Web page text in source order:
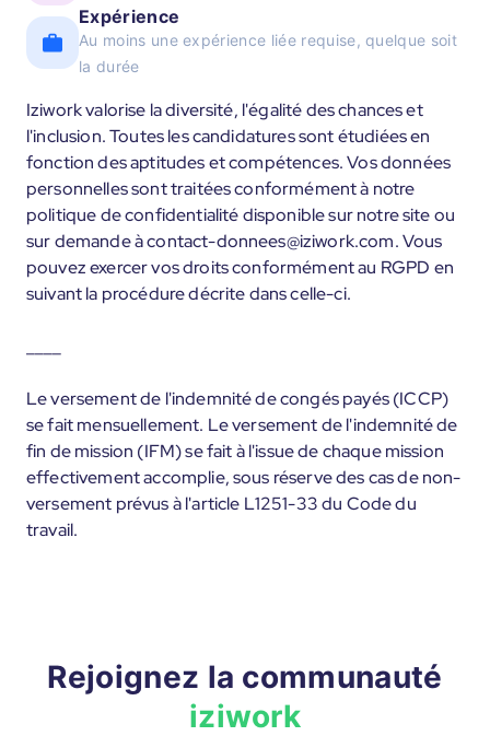
Expérience
Au moins une expérience liée requise, quelque soit
la durée
Iziwork valorise la diversité, l'égalité des chances et
l'inclusion. Toutes les candidatures sont étudiées en
fonction des aptitudes et compétences. Vos données
personnelles sont traitées conformément à notre
politique de confidentialité disponible sur notre site ou
sur demande à contact-donnees@iziwork.com. Vous
pouvez exercer vos droits conformément au RGPD en
suivant la procédure décrite dans celle-ci.
Le versement de l'indemnité de congés payés (ICCP)
se fait mensuellement. Le versement de l'indemnité de
fin de mission (IFM) se fait à l'issue de chaque mission
effectivement accomplie, sous réserve des cas de non-
versement prévus à l'article L1251-33 du Code du
travail.
Rejoignez la communauté
iziwork